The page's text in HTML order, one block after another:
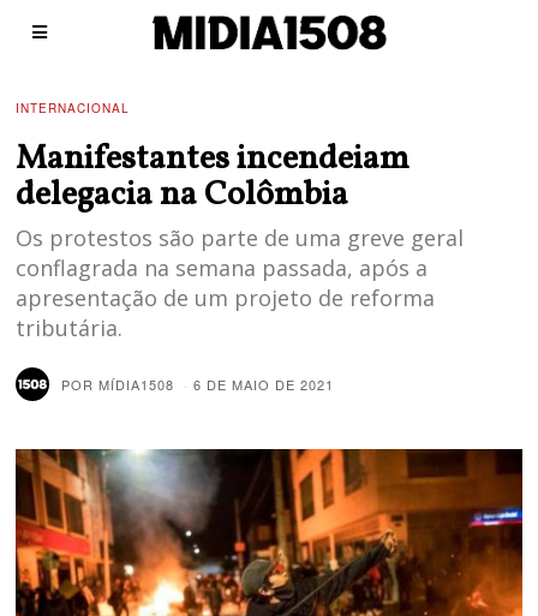
INTERNACIONAL
Manifestantes incendeiam
delegacia na Colômbia
Os protestos são parte de uma greve geral
conflagrada na semana passada, após a
apresentação de um projeto de reforma
tributária.
PORMÍDIA1508 6 DE MAIO DE 2021